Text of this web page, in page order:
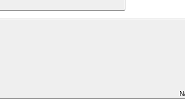
Suchen